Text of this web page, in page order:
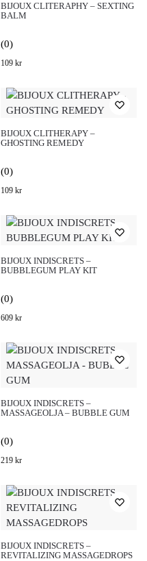
BIJOUX CLITERAPHY – SEXTING
BALM
(0)
109 kr
BIJOUX CLITHERAPY –
GHOSTING REMEDY
(0)
109 kr
BIJOUX INDISCRETS –
BUBBLEGUM PLAY KIT
(0)
609 kr
BIJOUX INDISCRETS –
MASSAGEOLJA – BUBBLE GUM
(0)
219 kr
BIJOUX INDISCRETS –
REVITALIZING MASSAGEDROPS